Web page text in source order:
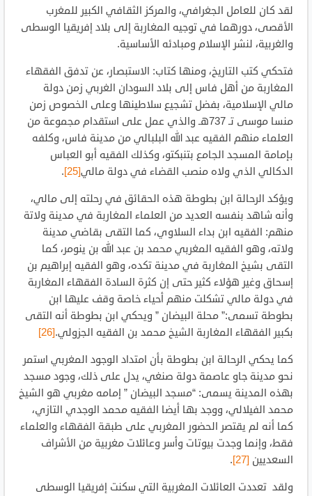
لقد كان للعامل الجغرافي، والمركز الثقافي الكبير للمغرب
الأقصى، دورهما في توجيه المغاربة إلى بلاد إفريقيا الوسطى
والغربية، لنشر الإسلام ومبادئه الأساسية.
فتحكي كتب التاريخ، ومنها كتاب: الاستبصار، عن تدفق الفقهاء
المغاربة من أهل فاس إلى بلاد السودان الغربي زمن دولة
مالي الإسلامية، بفضل تشجيع سلاطينها وعلى الخصوص زمن
منسا موسى تـ 737هـ والذي عمل على استقدام مجموعة من
العلماء منهم الفقيه عبد الله البلبالي من مدينة فاس، وكلفه
بإمامة المسجد الجامع بتنبكتو، وكذلك الفقيه أبو العباس
الدكالي الذي ولاه منصب القضاء في دولة مالي[25]
.
ويؤكد الرحالة ابن بطوطة هذه الحقائق في رحلته إلى مالي،
وأنه شاهد بنفسه العديد من العلماء المغاربة في مدينة ولاتة
منهم: الفقيه ابن بداء السلاوي، كما التقى بقاضي مدينة
ولاته، وهو الفقيه المغربي محمد بن عبد الله بن ينومر، كما
التقى بشيخ المغاربة في مدينة تكده، وهو الفقيه إبراهيم بن
إسحاق وغير هؤلاء كثير حتى إن كثرة السادة الفقهاء المغاربة
في دولة مالي تشكلت منهم أحياء خاصة وقف عليها ابن
بطوطة تسمى:” محلة البيضان ” ويحكي ابن بطوطة أنه التقى
بكبير الفقهاء المغاربة الشيخ محمد بن الفقيه الجزولي.[26]
كما يحكي الرحالة ابن بطوطة بأن امتداد الوجود المغربي استمر
نحو مدينة جاو عاصمة دولة صنغي، يدل على ذلك، وجود مسجد
بهذه المدينة يسمى: “مسجد البيضان ” إمامه مغربي هو الشيخ
محمد الفيلالي، ووجد بها أيضا الفقيه محمد الوجدي التازي،
كما أنه لم يقتصر الحضور المغربي على طبقة الفقهاء والعلماء
فقط، وإنما وجدت بيوتات وأسر وعائلات مغربية من الأشراف
السعديين [27]
.
ولقد تعددت العائلات المغربية التي سكنت إفريقيا الوسطى